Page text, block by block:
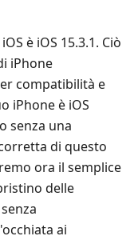
è iOS 15.3.1. Ciò
iPhone
compatibilità e
iPhone è iOS
senza una
di questo
ora il semplice
delle
ai